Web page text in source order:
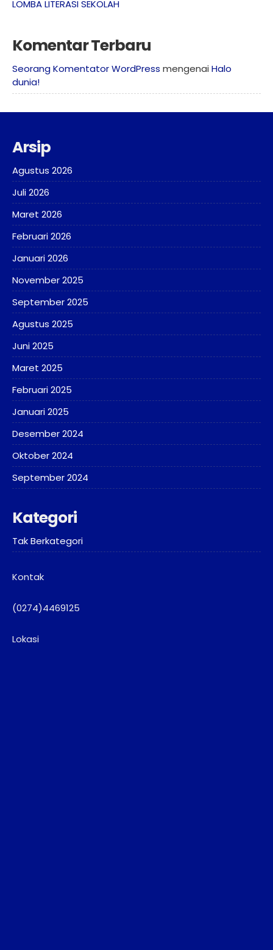
LOMBA LITERASI SEKOLAH
Komentar Terbaru
Seorang Komentator WordPress mengenai Halo
dunia!
Arsip
Agustus 2026
Juli 2026
Maret 2026
Februari 2026
Januari 2026
November 2025
September 2025
Agustus 2025
Juni 2025
Maret 2025
Februari 2025
Januari 2025
Desember 2024
Oktober 2024
September 2024
Kategori
Tak Berkategori
Kontak
(0274)4469125
Lokasi